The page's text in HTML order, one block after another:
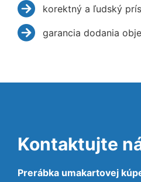
korektný a ľudský
garancia dodania
Kontaktujte
Prerábka umakartovej